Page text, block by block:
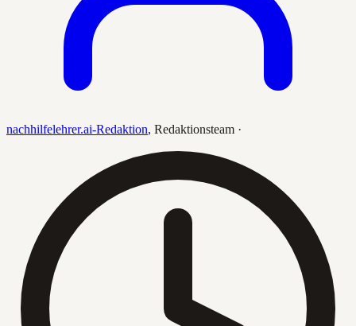
nachhilfelehrer.ai-Redaktion, Redaktionsteam ·